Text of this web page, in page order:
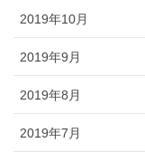
2019年10月
2019年9月
2019年8月
2019年7月